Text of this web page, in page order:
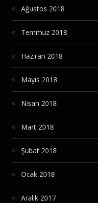
Ağustos 2018
Temmuz 2018
Haziran 2018
Mayıs 2018
Nisan 2018
Mart 2018
Şubat 2018
Ocak 2018
Aralık 2017